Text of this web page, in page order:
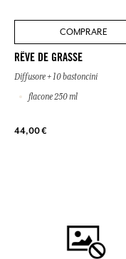
COMPRARE
RÊVE DE GRASSE
Diffusore + 10 bastoncini
flacone 250 ml
44,00 €